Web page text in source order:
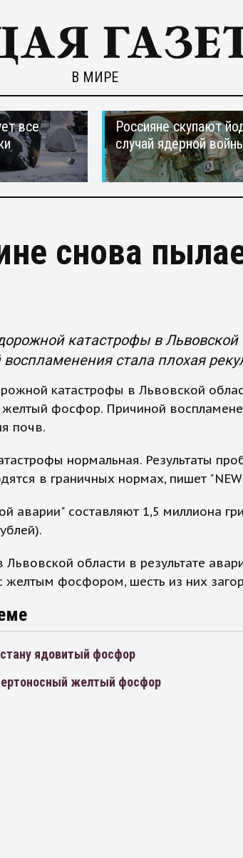
В МИРЕ
все
Россияне скупают
случай ядерной
снова
катастрофы в
стала плохая
катастрофы в Львовской
желтый фосфор. Причиной
почв.
нормальная. Результаты
в граничных нормах, пишет
аварии" составляют 1,5 миллиона
области в результате
желтым фосфором, шесть из них
ядовитый фосфор
желтый фосфор